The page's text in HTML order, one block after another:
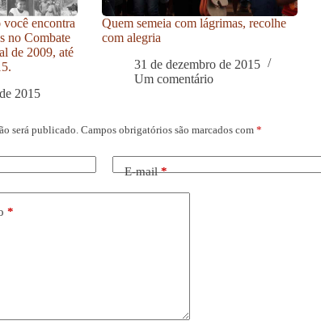
encontra
no Combate
de 2009, até
2015
Quem semeia com lágrimas, recolhe
com alegria
31 de dezembro de 2015
Um comentário
será publicado. Campos obrigatórios são marcados com *
E-mail*
*